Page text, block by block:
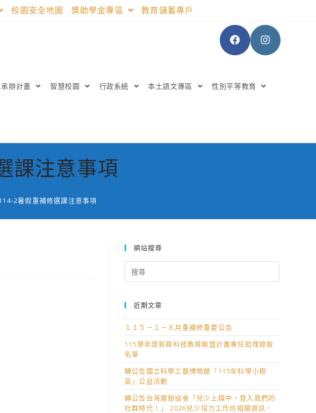
校園安全地圖 獎助學金專區 教育儲蓄專戶
承辦計畫 智慧校園 行政系統 本土語文專區 性別平等教育
課注意事項
2暑假重補修選課注意事項
網站搜尋
for:
近期文章
１１５－１－８月重補修重要公告
115學年度新興科技教育聯盟計畫專任助理錄取
名單
轉公告國立科學工藝博物館「115年科學小樹
苗」公益活動
轉公告台灣展翅協會「兒少上線中，登入我們的
社群時代！」 2026兒少培力工作坊相關資訊，